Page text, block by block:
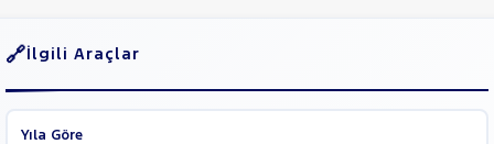
İlgili Araçlar
Yıla Göre